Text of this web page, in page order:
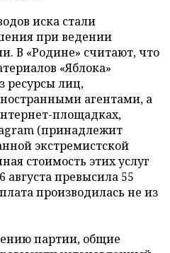
иска стали
при ведении
В «Родине» считают, что
«Яблока»
ресурсы лиц,
агентами, а
площадках,
(принадлежит
экстремистской
стоимость этих услуг
августа превысила 55
производилась не из
партии, общие